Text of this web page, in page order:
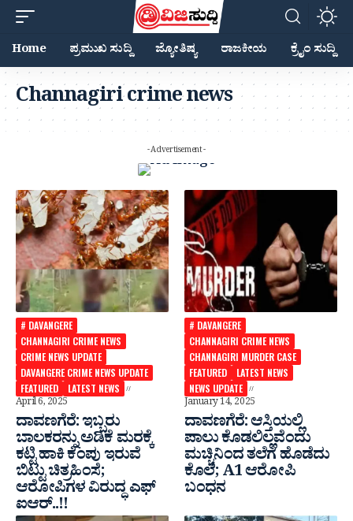
Home ಪ್ರಮುಖ ಸುದ್ದಿ ಜ್ಯೋತಿಷ್ಯ ರಾಜಕೀಯ ಕ್ರೈಂ ಸುದ್ದಿ
Channagiri crime news
- Advertisement -
# DAVANGERE
CHANNAGIRI CRIME NEWS
CRIME NEWS UPDATE
DAVANGERE CRIME NEWS UPDATE
FEATURED
LATEST NEWS
April 6, 2025
ದಾವಣಗೆರೆ: ಇಬ್ಬರು
ಬಾಲಕರನ್ನು ಅಡಿಕೆ ಮರಕ್ಕೆ
ಕಟ್ಟಿ ಹಾಕಿ ಕೆಂಪು ಇರುವೆ
ಬಿಟ್ಟು ಚಿತ್ರಹಿಂಸೆ;
ಆರೋಪಿಗಳ ವಿರುದ್ಧ ಎಫ್
ಐಆರ್..!!
# DAVANGERE
CHANNAGIRI CRIME NEWS
CHANNAGIRI MURDER CASE
FEATURED
LATEST NEWS
NEWS UPDATE
January 14, 2025
ದಾವಣಗೆರೆ: ಆಸ್ತಿಯಲ್ಲಿ
ಪಾಲು ಕೊಡಲಿಲ್ಲವೆಂದು
ಮಚ್ಚಿನಿಂದ ತಲೆಗೆ ಹೊಡೆದು
ಕೊಲೆ; A1 ಆರೋಪಿ
ಬಂಧನ